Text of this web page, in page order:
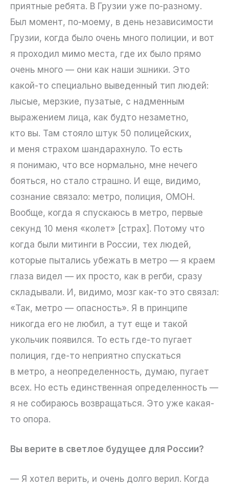
приятные ребята. В Грузии уже по-разному.
Был момент, по-моему, в день независимости
Грузии, когда было очень много полиции, и вот
я проходил мимо места, где их было прямо
очень много — они как наши эшники. Это
какой-то специально выведенный тип людей:
лысые, мерзкие, пузатые, с надменным
выражением лица, как будто незаметно,
кто вы. Там стояло штук 50 полицейских,
и меня страхом шандарахнуло. То есть
я понимаю, что все нормально, мне нечего
бояться, но стало страшно. И еще, видимо,
сознание связало: метро, полиция, ОМОН.
Вообще, когда я спускаюсь в метро, первые
секунд 10 меня «колет» [страх]. Потому что
когда были митинги в России, тех людей,
которые пытались убежать в метро — я краем
глаза видел — их просто, как в регби, сразу
складывали. И, видимо, мозг как-то это связал:
«Так, метро — опасность». Я в принципе
никогда его не любил, а тут еще и такой
укольчик появился. То есть где-то пугает
полиция, где-то неприятно спускаться
в метро, а неопределенность, думаю, пугает
всех. Но есть единственная определенность —
я не собираюсь возвращаться. Это уже какая-
то опора.
Вы верите в светлое будущее для России?
— Я хотел верить, и очень долго верил. Когда